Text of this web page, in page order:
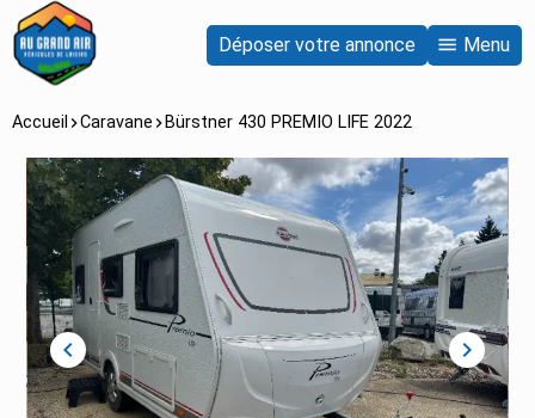
Déposer votre annonce Menu
Accueil Caravane Bürstner 430 PREMIO LIFE 2022
chevron_left chevron_right